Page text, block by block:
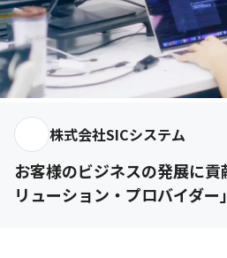
株式会社SICシステム
お客様のビジネスの発展に
リューション・プロバイダー」